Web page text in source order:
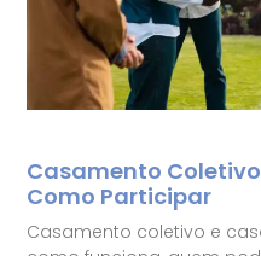
Casamento
Como Participar
Casamento coletivo e